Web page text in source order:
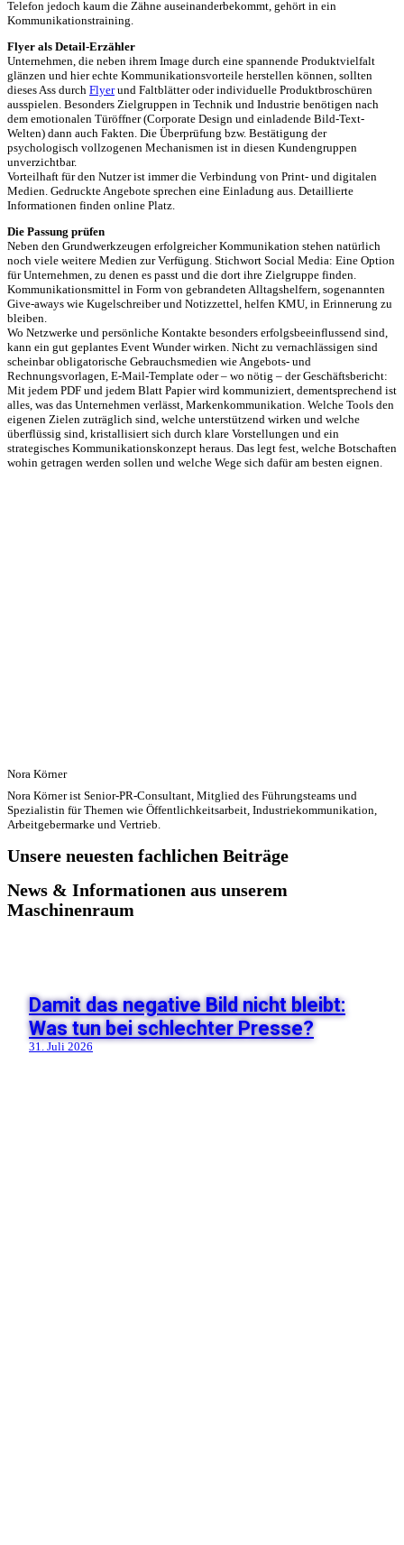
Telefon jedoch kaum die Zähne auseinanderbekommt, gehört in ein
Kommunikationstraining.
Flyer als Detail-Erzähler
Unternehmen, die neben ihrem Image durch eine spannende Produktvielfalt
glänzen und hier echte Kommunikationsvorteile herstellen können, sollten
dieses Ass durch Flyerund Faltblätter oder individuelle Produktbroschüren
ausspielen. Besonders Zielgruppen in Technik und Industrie benötigen nach
dem emotionalen Türöffner (Corporate Design und einladende Bild-Text-
Welten) dann auch Fakten. Die Überprüfung bzw. Bestätigung der
psychologisch vollzogenen Mechanismen ist in diesen Kundengruppen
unverzichtbar.
Vorteilhaft für den Nutzer ist immer die Verbindung von Print- und digitalen
Medien. Gedruckte Angebote sprechen eine Einladung aus. Detaillierte
Informationen finden online Platz.
Die Passung prüfen
Neben den Grundwerkzeugen erfolgreicher Kommunikation stehen natürlich
noch viele weitere Medien zur Verfügung. Stichwort Social Media: Eine Option
für Unternehmen, zu denen es passt und die dort ihre Zielgruppe finden.
Kommunikationsmittel in Form von gebrandeten Alltagshelfern, sogenannten
Give-aways wie Kugelschreiber und Notizzettel, helfen KMU, in Erinnerung zu
bleiben.
Wo Netzwerke und persönliche Kontakte besonders erfolgsbeeinflussend sind,
kann ein gut geplantes Event Wunder wirken. Nicht zu vernachlässigen sind
scheinbar obligatorische Gebrauchsmedien wie Angebots- und
Rechnungsvorlagen, E-Mail-Template oder – wo nötig – der Geschäftsbericht:
Mit jedem PDF und jedem Blatt Papier wird kommuniziert, dementsprechend ist
alles, was das Unternehmen verlässt, Markenkommunikation. Welche Tools den
eigenen Zielen zuträglich sind, welche unterstützend wirken und welche
überflüssig sind, kristallisiert sich durch klare Vorstellungen und ein
strategisches Kommunikationskonzept heraus. Das legt fest, welche Botschaften
wohin getragen werden sollen und welche Wege sich dafür am besten eignen.
Nora Körner
Nora Körner ist Senior-PR-Consultant, Mitglied des Führungsteams und
Spezialistin für Themen wie Öffentlichkeitsarbeit, Industriekommunikation,
Arbeitgebermarke und Vertrieb.
Unsere neuesten fachlichen Beiträge
News & Informationen aus unserem
Maschinenraum
Damit das negative Bild nicht bleibt:
Was tun bei schlechter Presse?
31. Juli 2026